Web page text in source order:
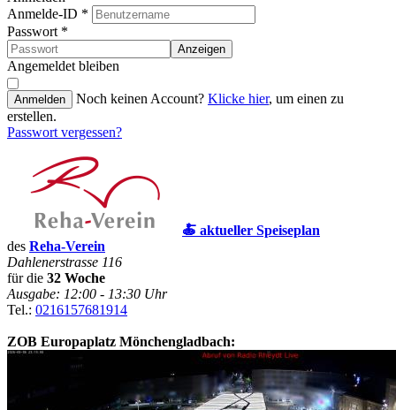
Anmelde-ID *
Passwort *
Anzeigen
Angemeldet bleiben
Anmelden Noch keinen Account? Klicke hier, um einen zu
erstellen.
Passwort vergessen?
🍝 aktueller Speiseplan
des Reha-Verein
Dahlenerstrasse 116
für die 32 Woche
Ausgabe: 12:00 - 13:30 Uhr
Tel.: 0216157681914
ZOB Europaplatz Mönchengladbach: